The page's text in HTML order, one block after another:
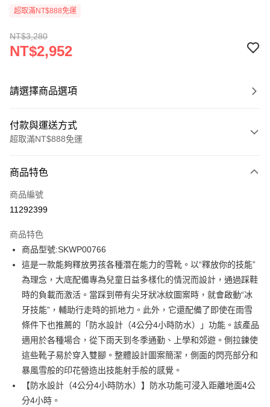
超取滿NT$888免運
NT$3,280
NT$2,952
請選擇商品選項
付款與運送方式
超取滿NT$888免運
信用卡一次付款
信用卡分期付款
合作金庫商業銀行
華南商業銀行
上海商業儲蓄銀行
台北富邦商業銀行
國泰世華商業銀行
兆豐國際商業銀行
臺灣中小企業銀行
台中商業銀行
匯豐（台灣）商業銀行
華泰商業銀行
聯邦商業銀行
遠東國際商業銀行
元大商業銀行
永豐商業銀行
玉山商業銀行
星展（台灣）商業銀行
台新國際商業銀行
中國信託商業銀行
台灣樂天信用卡公司
6 期 0 利率 每期
華南商業銀行
彰化商業銀行
上海商業儲蓄銀行
台北富邦商業銀行
國泰世華商業銀行
兆豐國際商業銀行
臺灣中小企業銀行
台中商業銀行
匯豐（台灣）商業銀行
華泰商業銀行
聯邦商業銀行
遠東國際商業銀行
元大商業銀行
永豐商業銀行
玉山商業銀行
星展（台灣）商業銀行
台新國際商業銀行
中國信託商業銀行
台灣樂天信用卡公司
12 期 0 利率 每期
合作金庫商業銀行
第一商業銀行
上海商業儲蓄銀行
台北富邦商業銀行
國泰世華商業銀行
兆豐國際商業銀行
臺灣中小企業銀行
台中商業銀行
匯豐（台灣）商業銀行
華泰商業銀行
聯邦商業銀行
遠東國際商業銀行
元大商業銀行
永豐商業銀行
玉山商業銀行
星展（台灣）商業銀行
台新國際商業銀行
中國信託商業銀行
台灣樂天信用卡公司
LINE Pay
Apple Pay
街口支付
悠遊付
Google Pay
全盈+PAY
商品特色
商品編號
11292399
商品特色
商品型號:SKWP00766
這是一款能夠釋放男孩各種潛在能力的雪靴。以“釋放你的技能”
為理念，大底配備專為兒童日益多樣化的情況而設計，通過踩鞋
時的負載而激活。當踩到帶有尖牙狀冰紋圖案時，就會啟動“冰
牙技能”，輔助行走時的抓地力。此外，它還配備了即使在雨雪
條件下也推薦的「防水設計（4公分4小時防水）」功能。該產品
適用於各種場合，從下雨天到冬季通勤、上學和郊遊。側拉鍊使
這些靴子易於穿入雙腳。整體設計圖案簡潔，側面的閃亮部分和
暴風雪般的印花營造出技能射手般的感覺。
【防水設計（4公分4小時防水）】防水功能可浸入距離地面4公
分4小時。